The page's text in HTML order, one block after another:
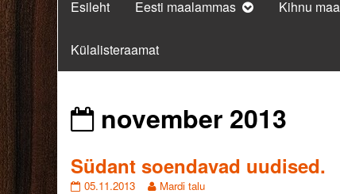
Esileht Eesti maalammas Kihnu
Külalisteraamat
Posts
from
november 2013
Südant soendavad uudised.
Südant
05.11.2013
Read
Mardi talu